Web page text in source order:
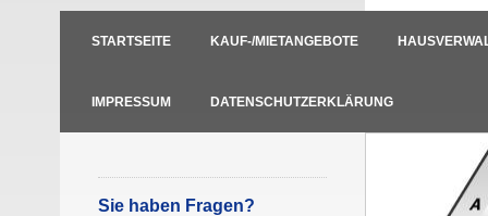
STARTSEITE KAUF-/MIETANGEBOTE
IMPRESSUM DATENSCHUTZERKLÄRUNG
Sie haben Fragen?